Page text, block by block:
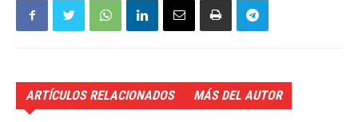
ARTÍCULOS RELACIONADOS MÁS DEL AUTOR